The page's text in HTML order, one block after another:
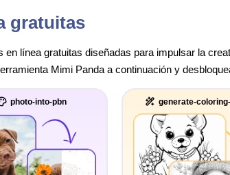
gratuitas
línea gratuitas diseñadas para impulsar la
Mimi Panda a continuación y
photo-into-pbn generate-